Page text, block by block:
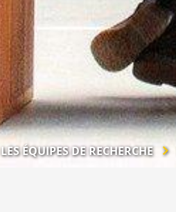
LES ÉQUIPES DE RECHERCHE